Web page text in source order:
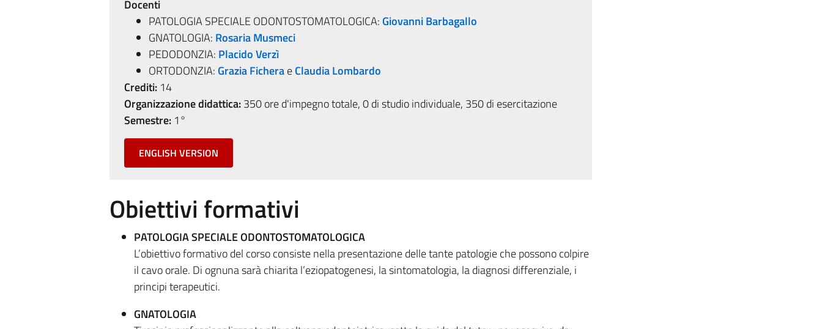
Docenti
PATOLOGIA SPECIALE ODONTOSTOMATOLOGICA: Giovanni Barbagallo
GNATOLOGIA: Rosaria Musmeci
PEDODONZIA: Placido Verzì
ORTODONZIA: Grazia FicheraeClaudia Lombardo
Crediti:14
Organizzazione didattica:350 ore d'impegno totale, 0 di studio individuale, 350 di esercitazione
Semestre:1°
ENGLISH VERSION
Obiettivi formativi
PATOLOGIA SPECIALE ODONTOSTOMATOLOGICA
L’obiettivo formativo del corso consiste nella presentazione delle tante patologie che possono colpire
il cavo orale. Di ognuna sarà chiarita l’eziopatogenesi, la sintomatologia, la diagnosi differenziale, i
principi terapeutici.
GNATOLOGIA